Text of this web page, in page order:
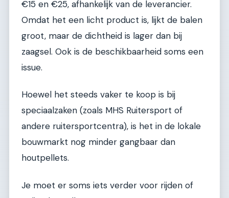
€15 en €25, afhankelijk van de leverancier.
Omdat het een licht product is, lijkt de balen
groot, maar de dichtheid is lager dan bij
zaagsel. Ook is de beschikbaarheid soms een
issue.
Hoewel het steeds vaker te koop is bij
speciaalzaken (zoals MHS Ruitersport of
andere ruitersportcentra), is het in de lokale
bouwmarkt nog minder gangbaar dan
houtpellets.
Je moet er soms iets verder voor rijden of